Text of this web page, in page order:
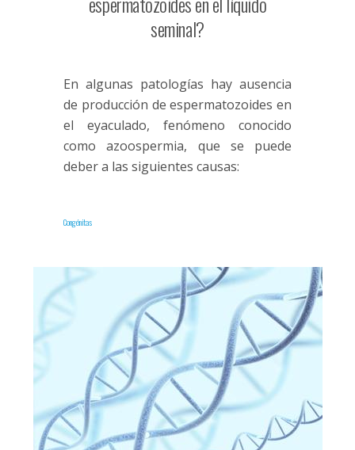
seminal?
En algunas patologías hay ausencia
de producción de espermatozoides en
el eyaculado, fenómeno conocido
como azoospermia, que se puede
deber a las siguientes causas:
Congénitas